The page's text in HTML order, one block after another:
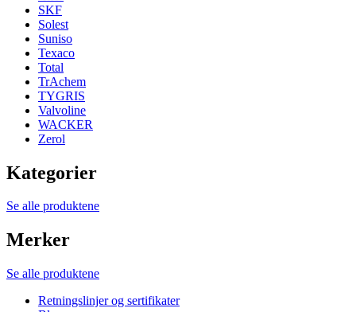
SKF
Solest
Suniso
Texaco
Total
TrAchem
TYGRIS
Valvoline
WACKER
Zerol
Kategorier
Se alle produktene
Merker
Se alle produktene
Retningslinjer og sertifikater